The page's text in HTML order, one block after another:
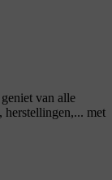
van alle
herstellingen,... met